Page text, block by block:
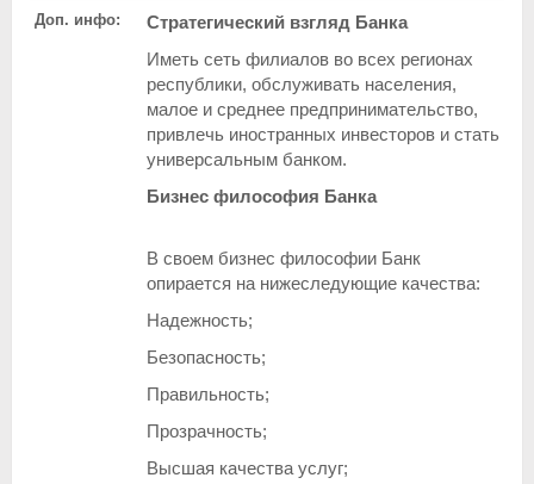
Доп. инфо:
Стратегический взгляд Банка
Иметь сеть филиалов во всех регионах
республики, обслуживать населения,
малое и среднее предпринимательство,
привлечь иностранных инвесторов и стать
универсальным банком.
Бизнес философия Банка
В своем бизнес философии Банк
опирается на нижеследующие качества:
Надежность;
Безопасность;
Правильность;
Прозрачность;
Высшая качества услуг;